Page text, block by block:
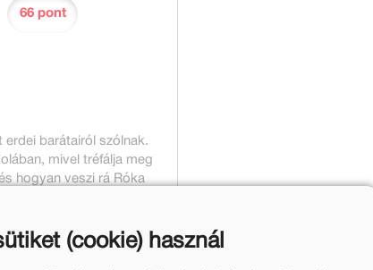
66 pont
barátairól szólnak.
mivel tréfálja meg
hogyan veszi rá Róka
(cookie) használ